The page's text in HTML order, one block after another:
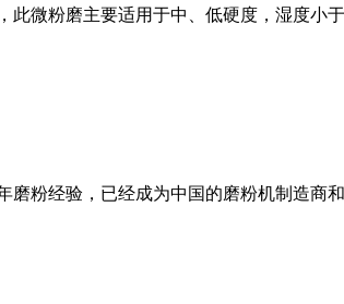
微粉磨主要适用于中、低硬度，湿度
磨粉经验，已经成为中国的磨粉机制造